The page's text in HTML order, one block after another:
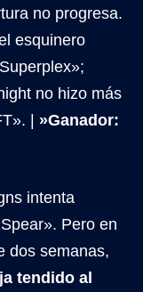
no progresa.
esquinero
no hizo más
| »Ganador:
intenta
Pero en
dos semanas,
tendido al